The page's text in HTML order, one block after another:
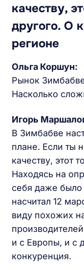
качеству,
другого. О
регионе
Ольга Коршун:
Рынок
Насколько
Игорь
В Зимбабве
плане. Если ты
качеству, этот
Находясь на
себя даже было
насчитал 12
виду похожих
и с Европы, и с
конкуренция.